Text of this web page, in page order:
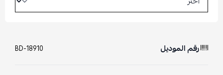
رقم الموديل BD-18910